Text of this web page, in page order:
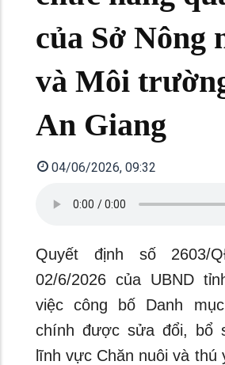
của Sở Nông
và Môi
An Giang
04/06/2026, 09:32
Quyết định số 2603/
02/6/2026 của UBND
việc công bố Danh
chính được sửa đổi, bổ
lĩnh vực Chăn nuôi và thú